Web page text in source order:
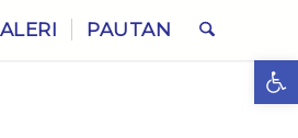
PAUTAN